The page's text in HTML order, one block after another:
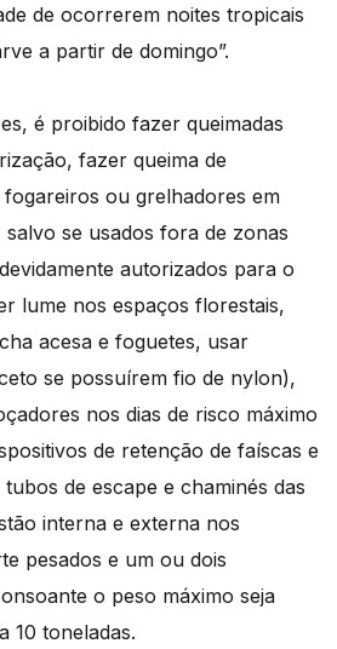
de ocorrerem noites tropicais
a partir de domingo”.
é proibido fazer queimadas
fazer queima de
ou grelhadores em
se usados fora de zonas
autorizados para o
lume nos espaços florestais,
acesa e foguetes, usar
se possuírem fio de nylon),
nos dias de risco máximo
de retenção de faíscas e
de escape e chaminés das
interna e externa nos
pesados e um ou dois
o peso máximo seja
10 toneladas.